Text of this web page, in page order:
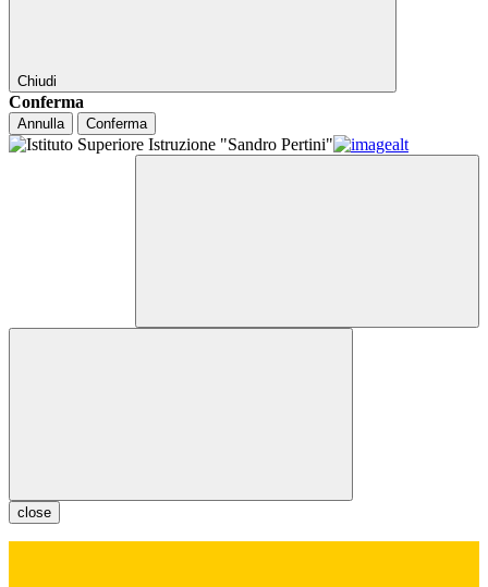
Chiudi
Conferma
Annulla Conferma
close